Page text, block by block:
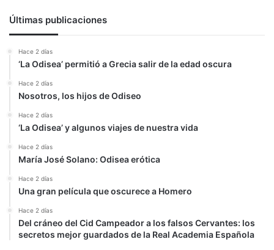
Últimas publicaciones
Hace 2 días
‘La Odisea’ permitió a Grecia salir de la edad oscura
Hace 2 días
Nosotros, los hijos de Odiseo
Hace 2 días
‘La Odisea’ y algunos viajes de nuestra vida
Hace 2 días
María José Solano: Odisea erótica
Hace 2 días
Una gran película que oscurece a Homero
Hace 2 días
Del cráneo del Cid Campeador a los falsos Cervantes: los
secretos mejor guardados de la Real Academia Española